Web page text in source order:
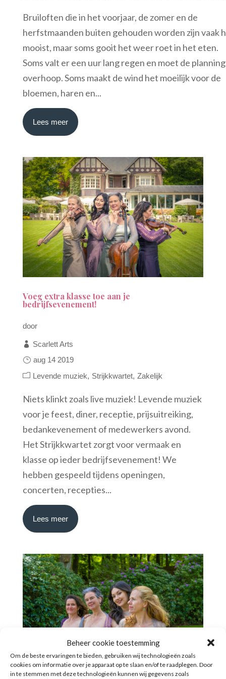
Beheer cookie toestemming
Om de beste ervaringen te bieden, gebruiken wij technologieën zoals
cookies om informatie over je apparaat op te slaan en/of te raadplegen. Door
in te stemmen met deze technologieën kunnen wij gegevens zoals
Bruiloften die in het voorjaar, de zomer en de
herfstmaanden buiten gehouden worden zijn vaak
mooist, maar soms gooit het weer roet in het eten.
Soms valt er een uur lang regen en moet de planning
overhoop. Soms maakt de wind het moeilijk voor de
bloemen, haren en...
Lees meer
Voeg extra klasse toe aan je
bedrijfsevenement!
door
Scarlett Arts
aug 14 2019
Levende muziek
Strijkkwartet Zakelijk
Niets klinkt zoals live muziek! Levende muziek
voor je feest, diner, receptie, prijsuitreiking,
bedankevenement of medewerkers avond.
Het Strijkkwartet zorgt voor vermaak en
klasse op ieder bedrijfsevenement! We
hebben gespeeld tijdens openingen,
concerten, recepties...
Lees meer